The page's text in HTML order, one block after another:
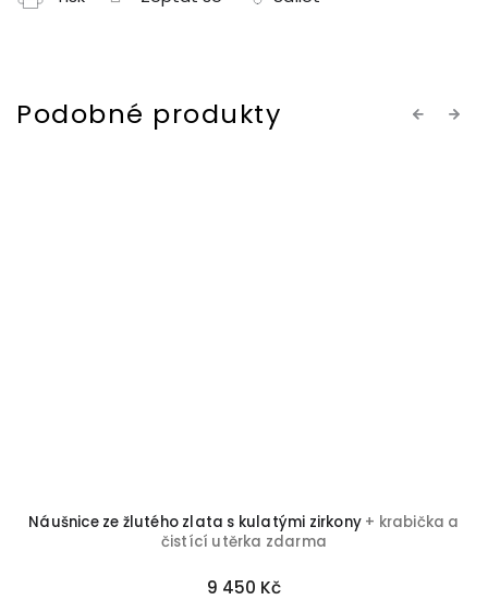
Previous
Náušnice ze žlutého zlata s kulatými zirkony + krabička a
čistící utěrka zdarma
9 450 Kč
Next